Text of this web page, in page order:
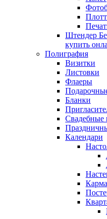
Штендер
купить
Полиграфия
Визитки
Листовки
Флаеры
Бланки
Свадебные
Календари